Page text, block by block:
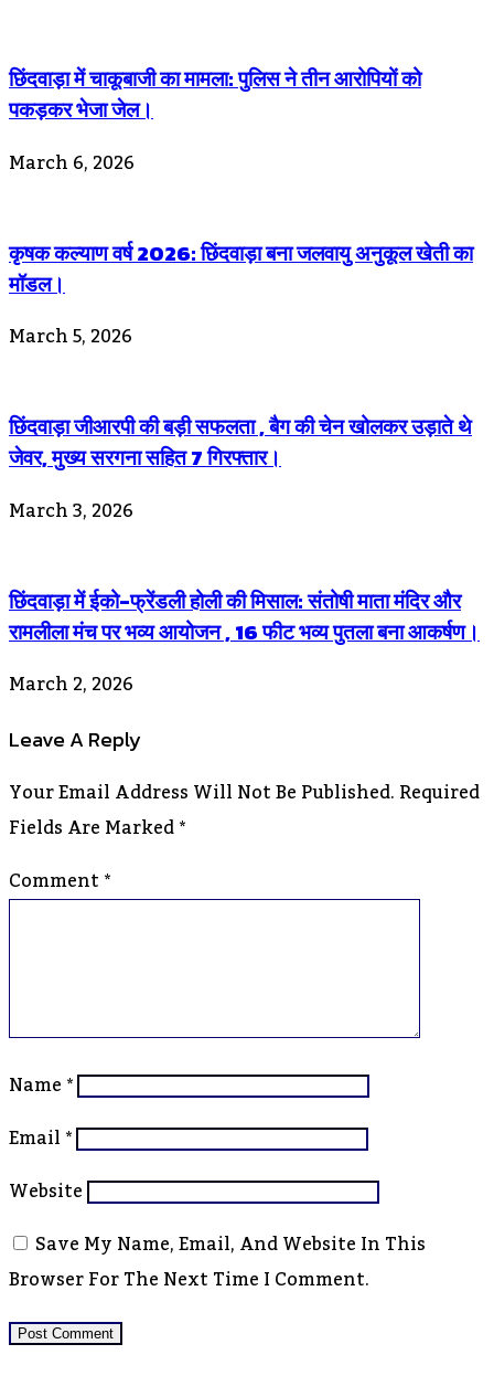
छिंदवाड़ा में चाकूबाजी का मामला: पुलिस ने तीन आरोपियों को
पकड़कर भेजा जेल।
March 6, 2026
कृषक कल्याण वर्ष 2026: छिंदवाड़ा बना जलवायु अनुकूल खेती का
मॉडल।
March 5, 2026
छिंदवाड़ा जीआरपी की बड़ी सफलता , बैग की चेन खोलकर उड़ाते थे
जेवर, मुख्य सरगना सहित 7 गिरफ्तार।
March 3, 2026
छिंदवाड़ा में ईको-फ्रेंडली होली की मिसाल: संतोषी माता मंदिर और
रामलीला मंच पर भव्य आयोजन , 16 फीट भव्य पुतला बना आकर्षण।
March 2, 2026
Leave A Reply
Your Email Address Will Not Be Published.Required
Fields Are Marked*
Comment*
Name*
Email*
Website
Save My Name, Email, And Website In This
Browser For The Next Time I Comment.